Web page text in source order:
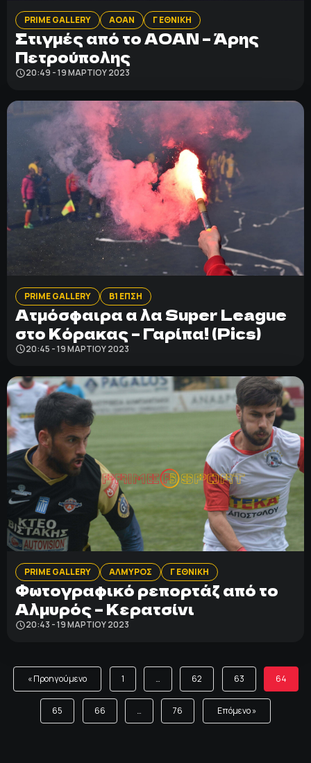
PRIME GALLERY ΑΟΑΝ Γ ΕΘΝΙΚΗ
Στιγμές από το ΑΟΑΝ – Άρης
Πετρούπολης
20:49 - 19 ΜΑΡΤΊΟΥ 2023
PRIME GALLERY Β1 ΕΠΣΗ
Ατμόσφαιρα α λα Super League
στο Κόρακας – Γαρίπα! (Pics)
20:45 - 19 ΜΑΡΤΊΟΥ 2023
PRIME GALLERY ΑΛΜΥΡΟΣ Γ ΕΘΝΙΚΗ
Φωτογραφικό ρεπορτάζ από το
Αλμυρός – Κερατσίνι
20:43 - 19 ΜΑΡΤΊΟΥ 2023
« Προηγούμενο 1 … 62 63 64
65 66 … 76 Επόμενο »